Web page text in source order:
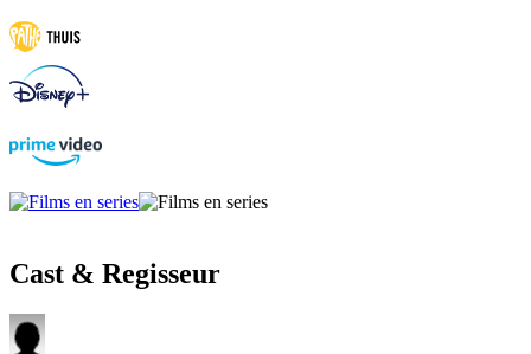
Cast & Regisseur